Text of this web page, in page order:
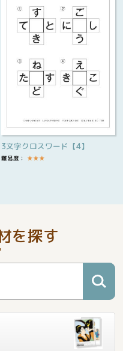
3文字クロスワード【4】
難易度： ★★★
を探す